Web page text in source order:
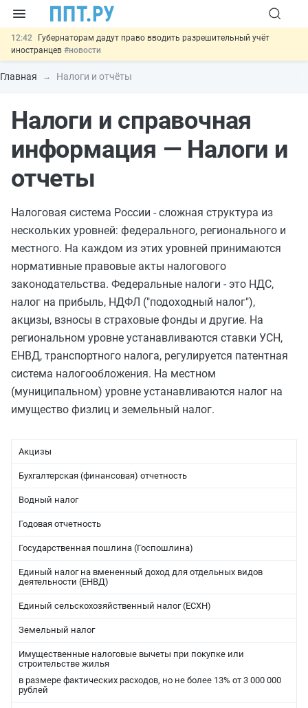
12:42
Губернаторам дадут право вводить разрешительный учёт
иностранцев #новости
12:05 ФНС изменит правила рассмотрения жалоб на налоговые
органы
#новости
10:48
ветеранов #новости
Могут разрешить использование персональных данных россиян
для обучения ИИ #новости
Главная Налоги и отчёты
Налоги и справочная
информация — Налоги и
отчеты
Налоговая система России - сложная структура из
нескольких уровней: федерального, регионального и
местного. На каждом из этих уровней принимаются
нормативные правовые акты налогового
законодательства. Федеральные налоги - это НДС,
налог на прибыль, НДФЛ ("подоходный налог"),
акцизы, взносы в страховые фонды и другие. На
региональном уровне устанавливаются ставки УСН,
ЕНВД, транспортного налога, регулируется патентная
система налогообложения. На местном
(муниципальном) уровне устанавливаются налог на
имущество физлиц и земельный налог.
Акцизы
Бухгалтерская (финансовая) отчетность
Водный налог
Годовая отчетность
Государственная пошлина (Госпошлина)
Единый налог на вмененный доход для отдельных видов
деятельности (ЕНВД)
Единый сельскохозяйственный налог (ЕСХН)
Земельный налог
Имущественные налоговые вычеты при покупке или
строительстве жилья
в размере фактических расходов, но не более 13% от 3 000 000
рублей